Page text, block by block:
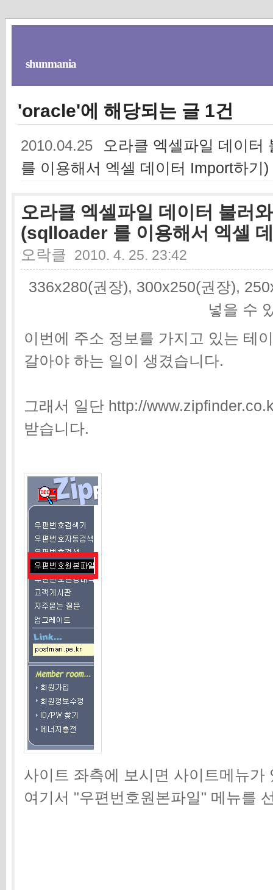
shunmania
'oracle'에 해당되는 글 1건
2010.04.25
오라클 엑셀파일 데이터
를 이용해서 엑셀 데이터 Import하기)
오라클 엑셀파일 데이터 불러
(sqlloader 를 이용해서 엑셀
오락클 2010. 4. 25. 23:42
336x280(권장), 300x250(권장),
넣을 수
이번에 주소 정보를 가지고 있는 테
갈아야 하는 일이 생겼습니다.
그래서 일단 http://
받습니다.
사이트 좌측에 보시면 사이트메뉴가
여기서 "우편번호원본파일" 메뉴를